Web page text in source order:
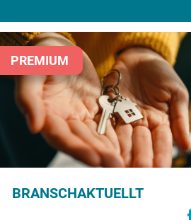
PREMIUM
BRANSCHAKTUELLT